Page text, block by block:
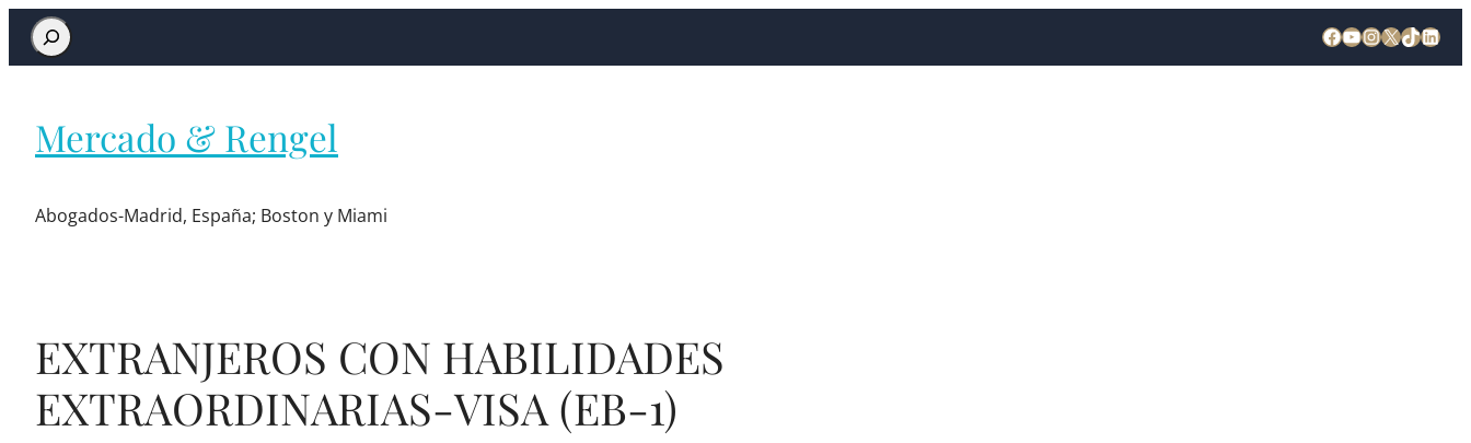
Mercado & Rengel
Abogados-Madrid, España; Boston y Miami
EXTRANJEROS CON HABILIDADES
EXTRAORDINARIAS-VISA (EB-1)